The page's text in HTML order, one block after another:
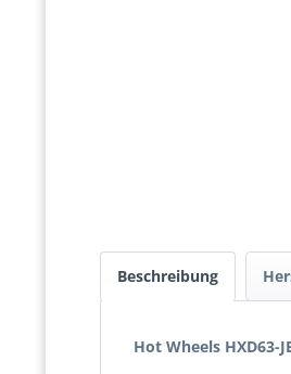
Beschreibung
Hot Wheels HXD63-